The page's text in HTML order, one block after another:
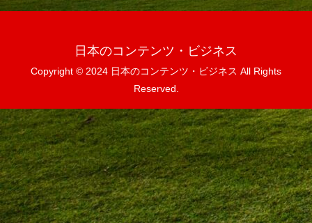
日本のコンテンツ・ビジネス
Copyright © 2024 日本のコンテンツ・ビジネス All Rights
Reserved.